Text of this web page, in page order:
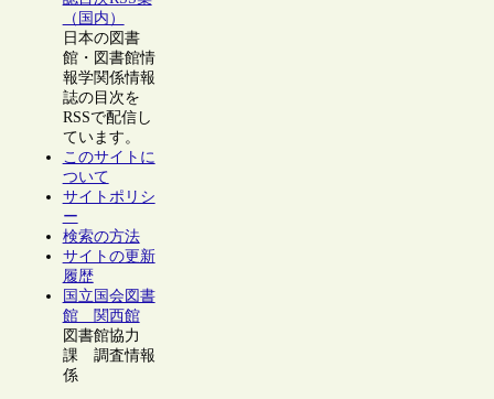
（国内）
日本の図書
館・図書館情
報学関係情報
誌の目次を
RSSで配信し
ています。
このサイトに
ついて
サイトポリシ
ー
検索の方法
サイトの更新
履歴
国立国会図書
館 関西館
図書館協力
課 調査情報
係